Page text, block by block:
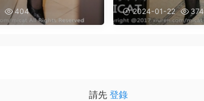
404 2024-01-22 374
請先 登錄